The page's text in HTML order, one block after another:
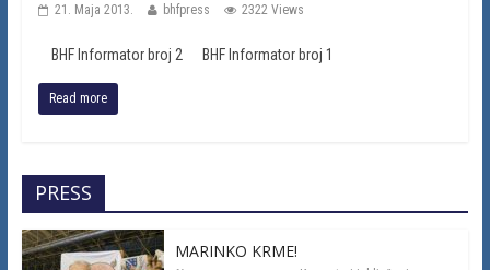
21. Maja 2013. bhfpress 2322 Views
BHF Informator broj 2 BHF Informator broj 1
Read more
PRESS
MARINKO KRME!